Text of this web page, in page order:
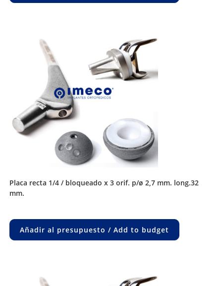
placa recta 1/4 / bloqueado x 3 orif. p/ø 2,7 mm. long.32
mm.
Añadir al presupuesto / Add to budget